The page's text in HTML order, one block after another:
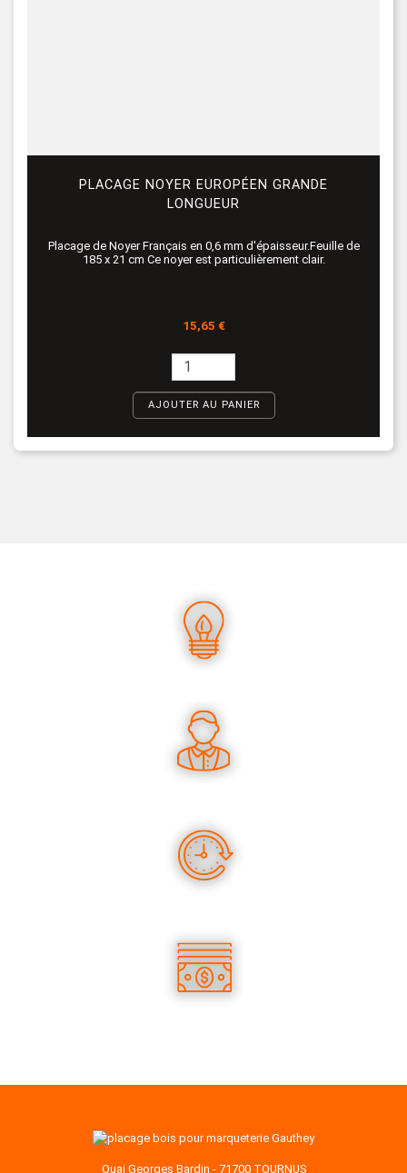
PLACAGE NOYER EUROPÉEN GRANDE
LONGUEUR
Placage de Noyer Français en 0,6 mm d'épaisseur.Feuille de
185 x 21 cm Ce noyer est particulièrement clair.
Prix
15,65 €
AJOUTER AU PANIER
Quai Georges Bardin - 71700 TOURNUS